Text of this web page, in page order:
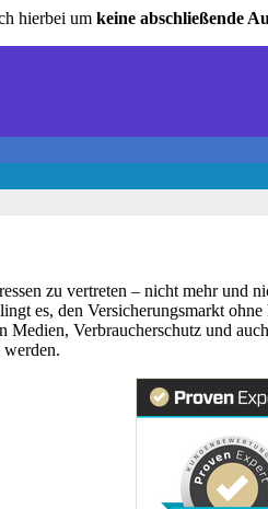
hierbei um keine abschließende
zu vertreten – nicht mehr
es, den Versicherungsmarkt
Verbraucherschutz und
werden.